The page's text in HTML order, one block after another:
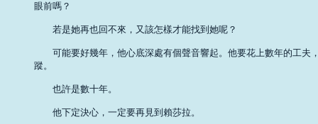
眼前嗎？
若是她再也回不來，又該怎樣才能找到她呢？
可能要好幾年，他心底深處有個聲音響起。他要花上數年的工夫
蹤。
也許是數十年。
他下定決心，一定要再見到賴莎拉。